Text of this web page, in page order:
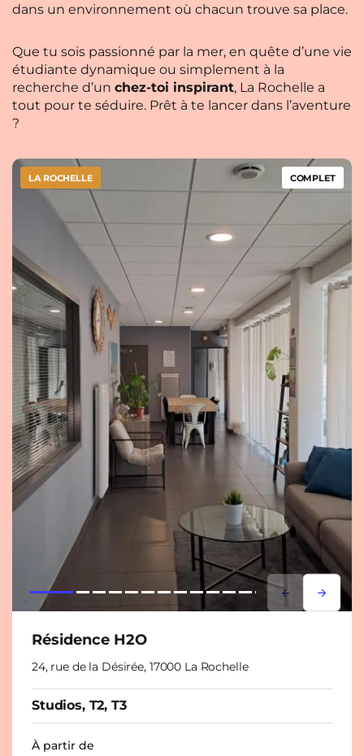
dans un environnement où chacun trouve sa place.
Que tu sois passionné par la mer, en quête d’une vie
étudiante dynamique ou simplement à la
recherche d’un chez-toi inspirant, La Rochelle a
tout pour te séduire. Prêt à te lancer dans l’aventure
?
Lorem ipsum
Lorem
LA ROCHELLE COMPLET
Résidence H2O
24, rue de la Désirée, 17000 La Rochelle
Studios, T2, T3
À partir de